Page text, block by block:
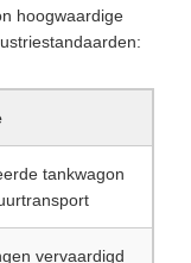
hoogwaardige
tankwagon
vervaardigd